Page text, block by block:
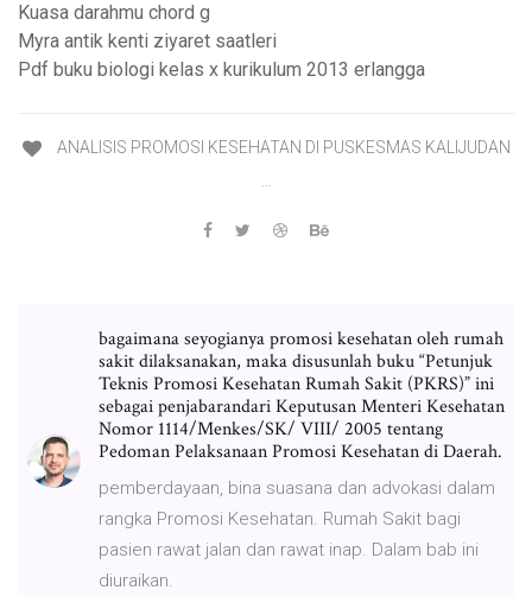
Kuasa darahmu chord g
Myra antik kenti ziyaret saatleri
Pdf buku biologi kelas x kurikulum 2013 erlangga
ANALISIS PROMOSI KESEHATAN DI PUSKESMAS KALIJUDAN
bagaimana seyogianya promosi kesehatan oleh rumah
sakit dilaksanakan, maka disusunlah buku “Petunjuk
Teknis Promosi Kesehatan Rumah Sakit (PKRS)” ini
sebagai penjabarandari Keputusan Menteri Kesehatan
Nomor 1114/Menkes/SK/ VIII/ 2005 tentang
Pedoman Pelaksanaan Promosi Kesehatan di Daerah.
pemberdayaan, bina suasana dan advokasi dalam
rangka Promosi Kesehatan. Rumah Sakit bagi
pasien rawat jalan dan rawat inap. Dalam bab ini
diuraikan.